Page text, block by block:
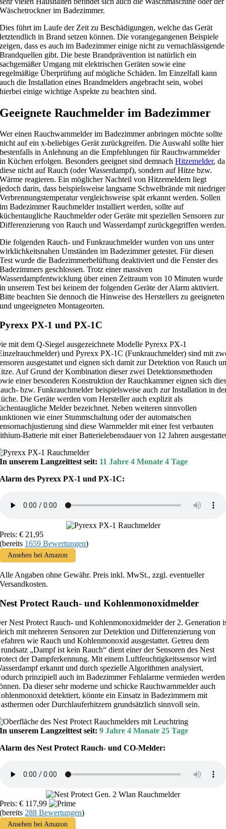
Wäschetrockner im Badezimmer.
Dies führt im Laufe der Zeit zu Beschädigungen, welche das Gerät
letztendlich in Brand setzen können. Die vorangegangenen Beispiele
zeigen, dass es auch im Badezimmer einige nicht zu vernachlässigende
Brandquellen gibt. Die beste Brandprävention ist natürlich ein
sachgemäßer Umgang mit elektrischen Geräten sowie eine
regelmäßige Überprüfung auf mögliche Schäden. Im Einzelfall kann
auch die Installation eines Brandmelders angebracht sein, wobei
hierbei einige wichtige Aspekte zu beachten sind.
Geeignete Rauchmelder im Badezimmer
Wer einen Rauchwarnmelder im Badezimmer anbringen möchte sollte
nicht auf ein x-beliebiges Gerät zurückgreifen. Die Auswahl sollte hier
bestenfalls in Anlehnung an die Empfehlungen für Rauchwarnmelder
in Küchen erfolgen. Besonders geeignet sind demnachHitzemelder, da
diese nicht auf Rauch (oder Wasserdampf), sondern auf Hitze bzw.
Wärme reagieren. Ein möglicher Nachteil von Hitzemeldern liegt
jedoch darin, dass beispielsweise langsame Schwelbrände mit niedriger
Verbrennungstemperatur vergleichsweise spät erkannt werden. Sollen
im Badezimmer Rauchmelder installiert werden, sollte auf
küchentaugliche Rauchmelder oder Geräte mit speziellen Sensoren zur
Differenzierung von Rauch und Wasserdampf zurückgegriffen werden.
Die folgenden Rauch- und Funkrauchmelder wurden von uns unter
wirklichkeitsnahen Umständen im Badezimmer getestet. Für diesen
Test wurde die Badezimmerbelüftung deaktiviert und die Fenster des
Badezimmers geschlossen. Trotz einer massiven
Wasserdampfentwicklung über einen Zeitraum von 10 Minuten wurde
in unserem Test bei keinem der folgenden Geräte der Alarm aktiviert.
Bitte beachten Sie dennoch die Hinweise des Herstellers zu geeigneten
und ungeeigneten Montageorten.
Pyrexx PX-1 und PX-1C
mit dem Q-Siegel ausgezeichnete Modelle Pyrexx PX-1
und Pyrexx PX-1C (Funkrauchmelder) sind mit
ausgestattet und eignen sich damit zur Detektion von Rauch
Auf Grund der Kombination dieser zwei Detektionsmethoden
einer besonderen Konstruktion der Rauchkammer eignen sich
bzw. Funkrauchmelder beispielsweise auch zur Installation in
Die Geräte werden vom Hersteller auch explizit als
Melder bezeichnet. Neben weiteren sinnvollen
wie einer Stummschaltung oder der automatschen
sind diese Warnmelder mit einer fest verbauten
Batterie mit einer Batterielebensdauer von 12 Jahren
In unserem Langzeittest seit: 11 Jahre 4 Monate 4 Tage
Alarm des Pyrexx PX-1 und PX-1C:
Preis: € 21,95
(bereits 1659 Bewertungen)
Ansehen bei Amazon
Alle Angaben ohne Gewähr. Preis inkl. MwSt., zzgl. eventueller
Versandkosten.
Nest Protect Rauch- und Kohlenmonoxidmelder
Nest Protect Rauch- und Kohlenmonoxidmelder der 2. Generation
mit mehreren Sensoren zur Detektion und Differenzierung von
wie Rauch und Kohlenmonoxid ausgestattet. Getreu dem
„Dampf ist kein Rauch“ dient einer der Sensoren des Nest
der Dampferkennung. Mit einem Luftfeuchtigkeitssensor wird
erkannt und durch spezielle Algorithmen analysiert,
prinzipiell auch im Badezimmer Fehlalarme vermieden werden
Da dieser sehr moderne und schicke Rauchwarnmelder auch
detektiert, könnte ein Einsatz in Badezimmern mit
oder Durchlauferhitzern grundsätzlich sinnvoll sein.
In unserem Langzeittest seit: 9 Jahre 4 Monate 25 Tage
Alarm des Nest Protect Rauch- und CO-Melder:
Preis: € 117,99
(bereits288 Bewertungen)
Ansehen bei Amazon